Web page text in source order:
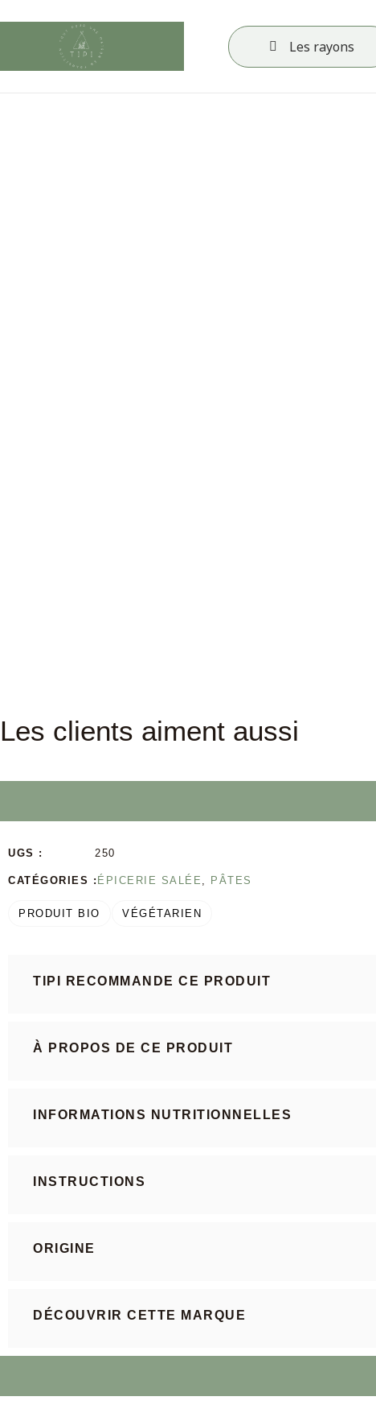
Les rayons
Les clients aiment aussi
UGS : 250
CATÉGORIES : ÉPICERIE SALÉE PÂTES
PRODUIT BIO VÉGÉTARIEN
TIPI RECOMMANDE CE PRODUIT
À PROPOS DE CE PRODUIT
INFORMATIONS NUTRITIONNELLES
INSTRUCTIONS
ORIGINE
DÉCOUVRIR CETTE MARQUE